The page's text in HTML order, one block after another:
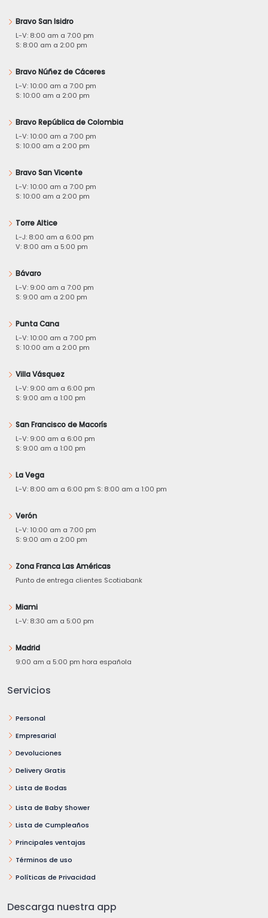
Bravo San Isidro
L-V: 8:00 am a 7:00 pm
S: 8:00 am a 2:00 pm
Bravo Núñez de Cáceres
L-V: 10:00 am a 7:00 pm
S: 10:00 am a 2:00 pm
Bravo República de Colombia
L-V: 10:00 am a 7:00 pm
S: 10:00 am a 2:00 pm
Bravo San Vicente
L-V: 10:00 am a 7:00 pm
S: 10:00 am a 2:00 pm
Torre Altice
L-J: 8:00 am a 6:00 pm
V: 8:00 am a 5:00 pm
Bávaro
L-V: 9:00 am a 7:00 pm
S: 9:00 am a 2:00 pm
Punta Cana
L-V: 10:00 am a 7:00 pm
S: 10:00 am a 2:00 pm
Villa Vásquez
L-V: 9:00 am a 6:00 pm
S: 9:00 am a 1:00 pm
San Francisco de Macorís
L-V: 9:00 am a 6:00 pm
S: 9:00 am a 1:00 pm
La Vega
L-V: 8:00 am a 6:00 pm S: 8:00 am a 1:00 pm
Verón
L-V: 10:00 am a 7:00 pm
S: 9:00 am a 2:00 pm
Zona Franca Las Américas
Punto de entrega clientes Scotiabank
Miami
L-V: 8:30 am a 5:00 pm
Madrid
9:00 am a 5:00 pm hora española
Servicios
Personal
Empresarial
Devoluciones
Delivery Gratis
Lista de Bodas
Lista de Baby Shower
Lista de Cumpleaños
Principales ventajas
Términos de uso
Políticas de Privacidad
Descarga nuestra app